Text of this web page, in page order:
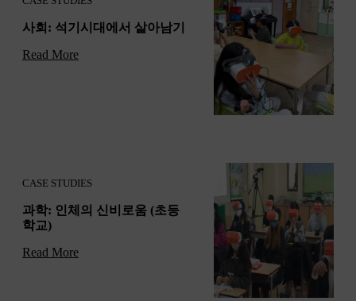
사회: 석기시대에서 살아남기
Read More
CASE STUDIES
과학: 인체의 신비로움 (초등
학교)
Read More